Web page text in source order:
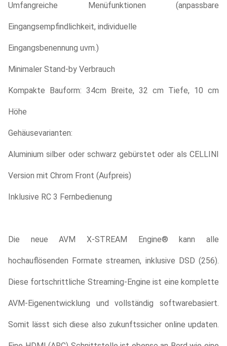
Umfangreiche Menüfunktionen (anpassbare
Eingangsempfindlichkeit, individuelle
Eingangsbenennung uvm.)
Minimaler Stand-by Verbrauch
Kompakte Bauform: 34cm Breite, 32 cm Tiefe, 10 cm
Höhe
Gehäusevarianten:
Aluminium silber oder schwarz gebürstet oder als CELLINI
Version mit Chrom Front (Aufpreis)
Inklusive RC 3 Fernbedienung
Die neue AVM X-STREAM Engine® kann alle
hochauflösenden Formate streamen, inklusive DSD (256).
Diese fortschrittliche Streaming-Engine ist eine komplette
AVM-Eigenentwicklung und vollständig softwarebasiert.
Somit lässt sich diese also zukunftssicher online updaten.